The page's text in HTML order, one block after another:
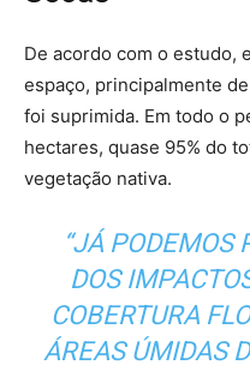
De acordo com o estudo,
espaço, principalmente
foi suprimida. Em todo o
hectares, quase 95% do
vegetação nativa.
“JÁ PODEMOS
DOS
COBERTURA
ÁREAS ÚMIDAS